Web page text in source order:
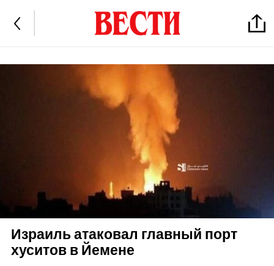
Израиль атаковал главный порт
хуситов в Йемене